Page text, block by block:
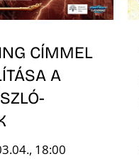
CÍMMEL
A
18:00